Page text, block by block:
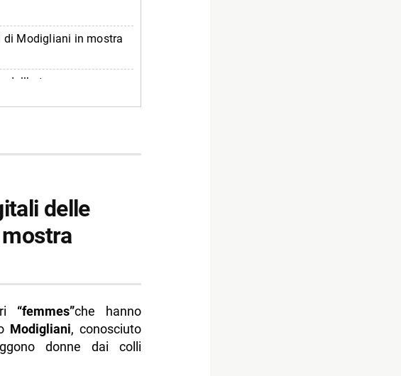
di Modigliani in mostra
delle
“femmes”che hanno
Modigliani, conosciuto
donne dai colli